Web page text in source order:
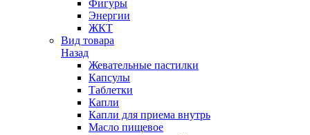
Фигуры
Энергии
ЖКТ
Вид товара
Назад
Жевательные пастилки
Капсулы
Таблетки
Капли
Капли для приема внутрь
Масло пищевое